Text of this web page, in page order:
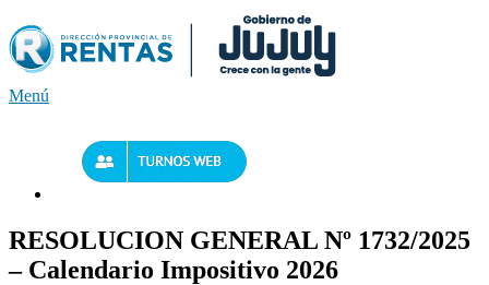
al
contenido
Menú
RESOLUCION GENERAL Nº 1732/2025
– Calendario Impositivo 2026